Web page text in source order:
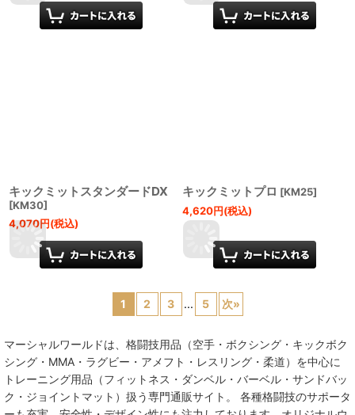
キックミットスタンダードDX
[KM30]
4,070円(税込)
キックミットプロ [KM25]
4,620円(税込)
1 2 3 ... 5 次»
マーシャルワールドは、格闘技用品（空手・ボクシング・キックボク
シング・MMA・ラグビー・アメフト・レスリング・柔道）を中心に
トレーニング用品（フィットネス・ダンベル・バーベル・サンドバッ
ク・ジョイントマット）扱う専門通販サイト。 各種格闘技のサポータ